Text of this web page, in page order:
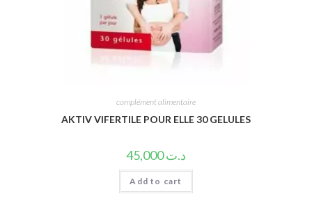
complément alimentaire
AKTIV VIFERTILE POUR ELLE 30 GELULES
د.ت45,000
Add to cart